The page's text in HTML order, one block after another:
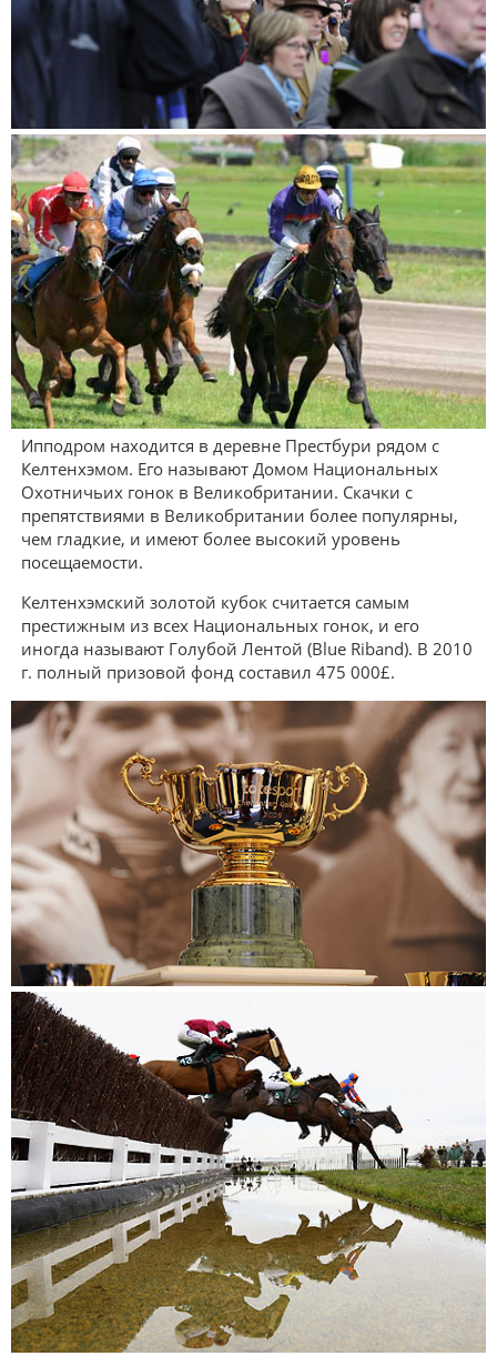
Ипподром находится в деревне Престбури рядом с
Келтенхэмом. Его называют Домом Национальных
Охотничьих гонок в Великобритании. Скачки с
препятствиями в Великобритании более популярны,
чем гладкие, и имеют более высокий уровень
посещаемости.
Келтенхэмский золотой кубок считается самым
престижным из всех Национальных гонок, и его
иногда называют Голубой Лентой (Blue Riband). В 2010
г. полный призовой фонд составил 475 000£.